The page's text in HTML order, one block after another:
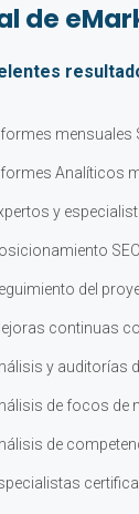
de
mensuales
Analíticos
y
del
continuas
y auditorías
de focos de
de